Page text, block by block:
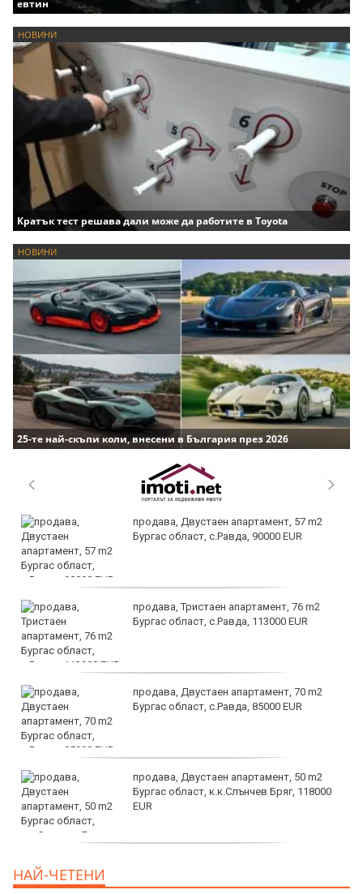
евтин
НОВИНИ
Кратък тест решава дали може да работите в Toyota
НОВИНИ
25-те най-скъпи коли, внесени в България през 2026
продава, Двустаен апартамент, 57 m2
Бургас област, с.Равда, 90000 EUR
продава, Тристаен апартамент, 76 m2
Бургас област, с.Равда, 113000 EUR
продава, Двустаен апартамент, 70 m2
Бургас област, с.Равда, 85000 EUR
продава, Двустаен апартамент, 50 m2
Бургас област, к.к.Слънчев Бряг, 118000
EUR
НАЙ-ЧЕТЕНИ